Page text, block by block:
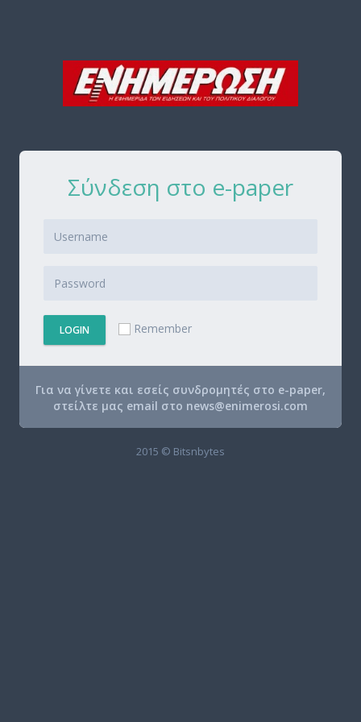
Σύνδεση στο e-paper
LOGIN Remember
Για να γίνετε και εσείς συνδρομητές στο e-paper,
στείλτε μας email στο news@enimerosi.com
2015 © Bitsnbytes